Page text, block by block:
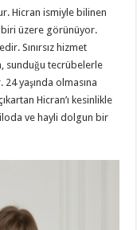
Hicran ismiyle bilinen
üzere görünüyor.
Sınırsız hizmet
sunduğu tecrübelerle
24 yaşında olmasına
Hicran’ı kesinlikle
ve hayli dolgun bir